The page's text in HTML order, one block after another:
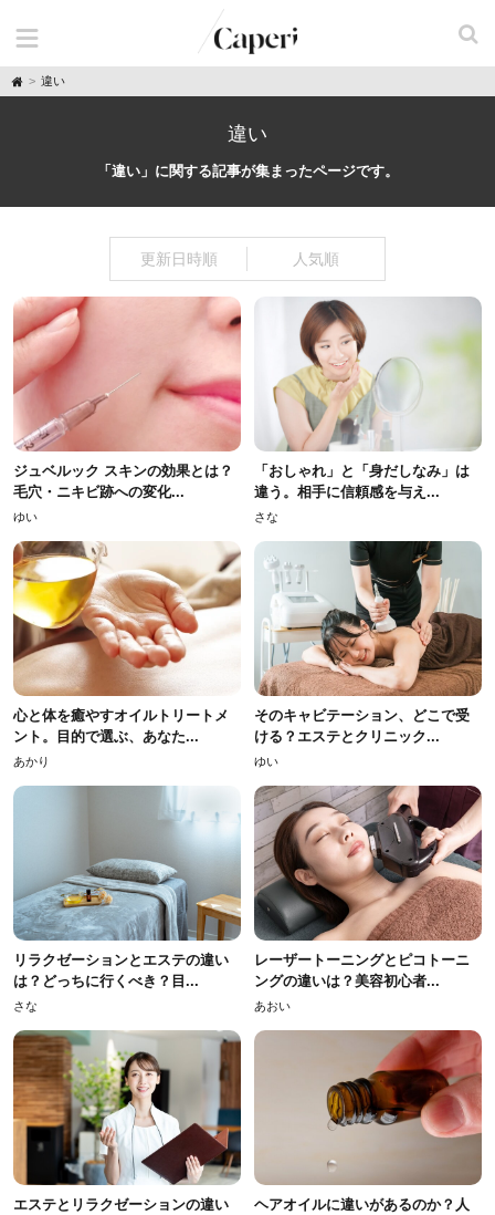
H
o
違い
違い
「違い」に関する記事が集まったページです。
更新日時順 人気順
ジュベルック スキンの効果とは？
毛穴・ニキビ跡への変化...
ゆい
「おしゃれ」と「身だしなみ」は
違う。相手に信頼感を与え...
さな
心と体を癒やすオイルトリートメ
ント。目的で選ぶ、あなた...
あかり
そのキャビテーション、どこで受
ける？エステとクリニック...
ゆい
リラクゼーションとエステの違い
は？どっちに行くべき？目...
さな
レーザートーニングとピコトーニ
ングの違いは？美容初心者...
あおい
エステとリラクゼーションの違い
ヘアオイルに違いがあるのか？人